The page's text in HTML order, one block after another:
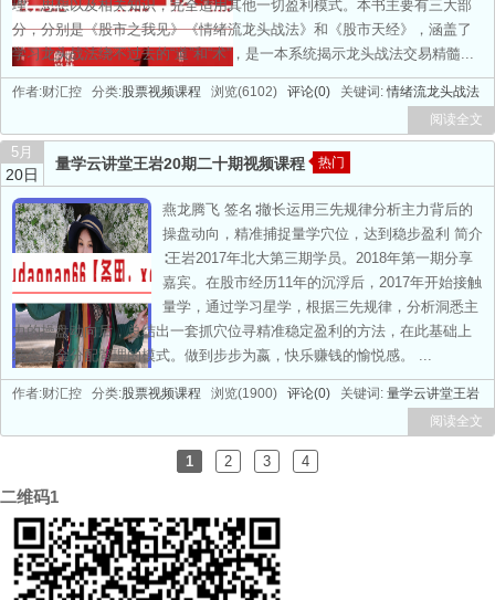
理、思想以及相关知识，完全适用其他一切盈利模式。本书主要有三大部
分，分别是《股市之我见》《情绪流龙头战法》和《股市天经》，涵盖了
学习龙头战法绕不过去的“道”和“术”，是一本系统揭示龙头战法交易精髓...
作者:财汇控 分类:股票视频课程 浏览(6102) 评论(0) 关键词:情绪流龙头战法
阅读全文
5月
20日
量学云讲堂王岩20期二十期视频课程 热门
燕龙腾飞 签名∶撤长运用三先规律分析主力背后的
操盘动向，精准捕捉量学穴位，达到稳步盈利 简介
∶王岩2017年北大第三期学员。2018年第一期分享
嘉宾。在股市经历11年的沉浮后，2017年开始接触
量学，通过学习星学，根据三先规律，分析洞悉主
力的操盘动向后，总结出一套抓穴位寻精准稳定盈利的方法，在此基础上
结合资金分配管理的模式。做到步步为嬴，快乐赚钱的愉悦感。 ...
作者:财汇控 分类:股票视频课程 浏览(1900) 评论(0) 关键词: 量学云讲堂王岩
阅读全文
1 2 3 4
二维码1